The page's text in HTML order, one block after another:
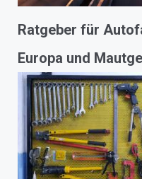
Ratgeber für
Europa und